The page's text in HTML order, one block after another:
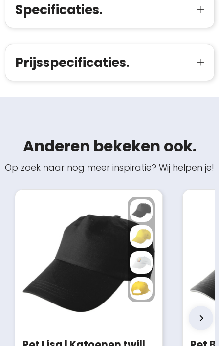
Specificaties.
Prijsspecificaties.
Anderen bekeken ook.
Op zoek naar nog meer inspiratie? Wij helpen je!